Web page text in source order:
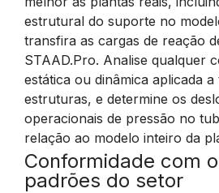
estrutural do suporte no
transfira as cargas de reação
STAAD.Pro. Analise qualquer
estática ou dinâmica aplicada
estruturas, e determine os
operacionais de pressão no
relação ao modelo inteiro da
Conformidade com
padrões do setor